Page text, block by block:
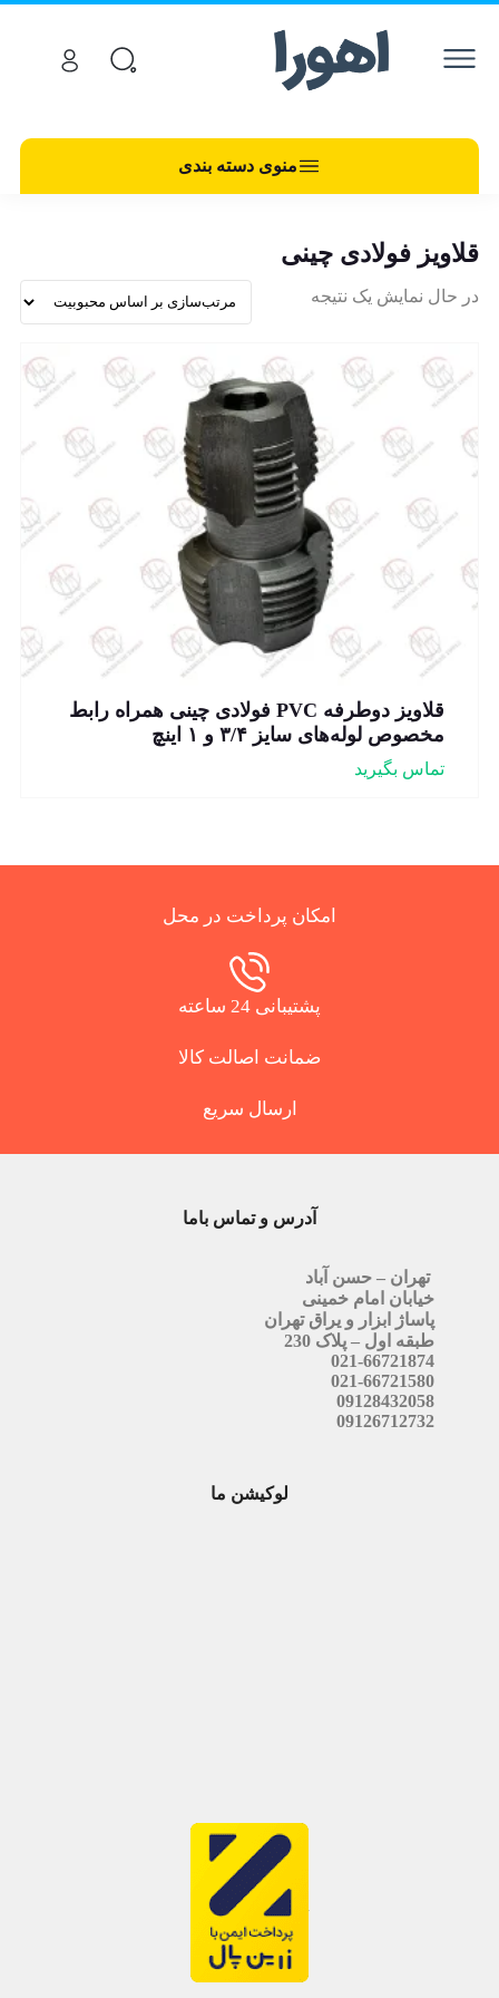
منوی دسته بندی
قلاویز فولادی چینی
در حال نمایش یک نتیجه
قلاویز دوطرفه PVC فولادی چینی همراه رابط
مخصوص لوله‌های سایز ۳/۴ و ۱ اینچ
تماس بگیرید
امکان پرداخت در محل
پشتیبانی 24 ساعته
ضمانت اصالت کالا
ارسال سریع
آدرس و تماس باما
تهران – حسن آباد
خیابان امام خمینی
پاساژ ابزار و یراق تهران
طبقه اول – پلاک 230
021-66721874
021-66721580
09128432058
09126712732
لوکیشن ما